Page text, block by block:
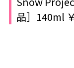
品］140ml